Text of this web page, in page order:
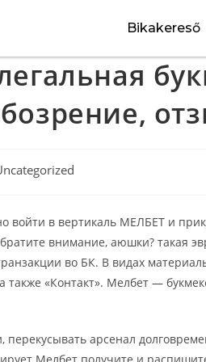
Bikakereső
войти в вертикаль МЕЛБЕТ и
внимание, аюшки? такая
во БК. В видах
также «Контакт». Мелбет —
арсенал
Мелбет получите и